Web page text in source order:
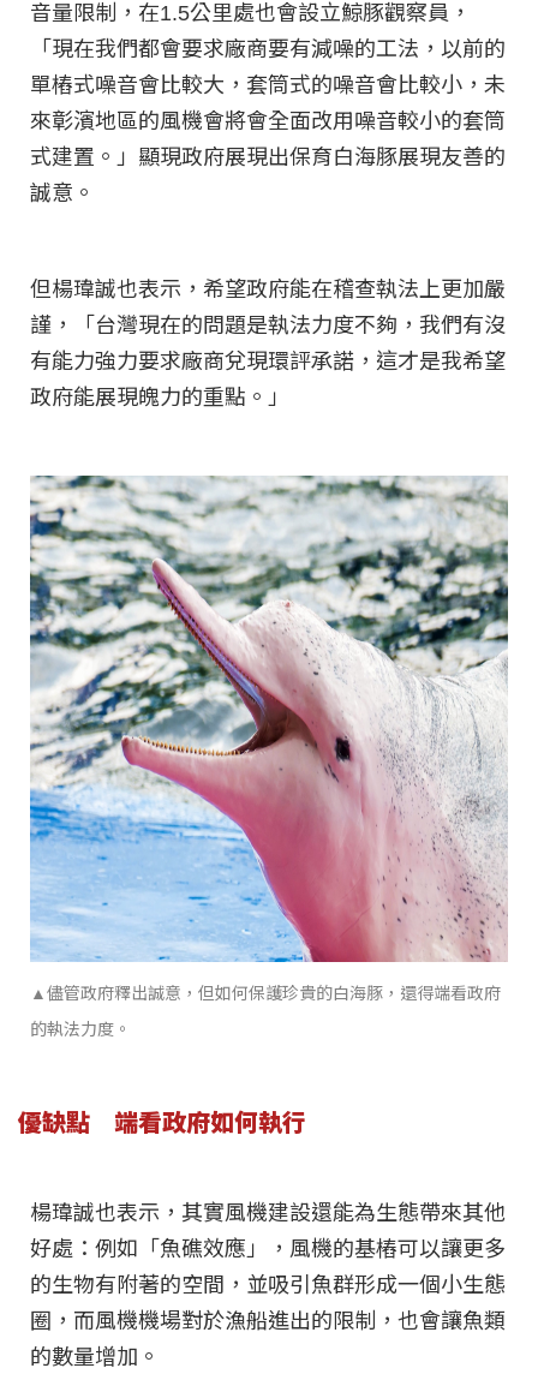
音量限制，在1.5公里處也會設立鯨豚觀察員，
「現在我們都會要求廠商要有減噪的工法，以前的
單樁式噪音會比較大，套筒式的噪音會比較小，未
來彰濱地區的風機會將會全面改用噪音較小的套筒
式建置。」顯現政府展現出保育白海豚展現友善的
誠意。
但楊瑋誠也表示，希望政府能在稽查執法上更加嚴
謹，「台灣現在的問題是執法力度不夠，我們有沒
有能力強力要求廠商兌現環評承諾，這才是我希望
政府能展現魄力的重點。」
▲儘管政府釋出誠意，但如何保護珍貴的白海豚，還得端看政府
的執法力度。
優缺點 端看政府如何執行
楊瑋誠也表示，其實風機建設還能為生態帶來其他
好處：例如「魚礁效應」，風機的基樁可以讓更多
的生物有附著的空間，並吸引魚群形成一個小生態
圈，而風機機場對於漁船進出的限制，也會讓魚類
的數量增加。